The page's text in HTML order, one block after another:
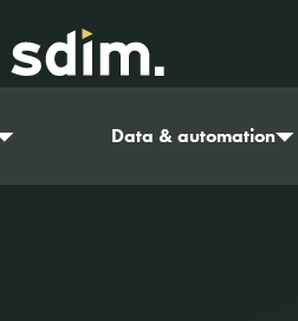
Data & automation